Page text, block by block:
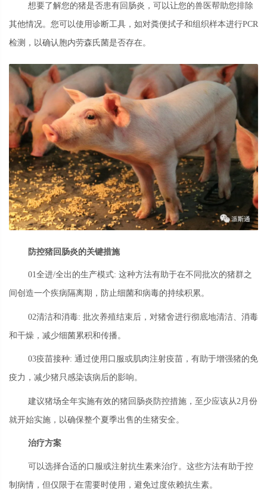
想要了解您的猪是否患有回肠炎，可以让您的兽医帮助您排除
其他情况。您可以使用诊断工具，如对粪便拭子和组织样本进行PCR
检测，以确认胞内劳森氏菌是否存在。
防控猪回肠炎的关键措施
01全进/全出的生产模式: 这种方法有助于在不同批次的猪群之
间创造一个疾病隔离期，防止细菌和病毒的持续积累。
02清洁和消毒: 批次养殖结束后，对猪舍进行彻底地清洁、消毒
和干燥，减少细菌累积和传播。
03疫苗接种: 通过使用口服或肌肉注射疫苗，有助于增强猪的免
疫力，减少猪只感染该病后的影响。
建议猪场全年实施有效的猪回肠炎防控措施，至少应该从2月份
就开始实施，以确保整个夏季出售的生猪安全。
治疗方案
可以选择合适的口服或注射抗生素来治疗。这些方法有助于控
制病情，但仅限于在需要时使用，避免过度依赖抗生素。